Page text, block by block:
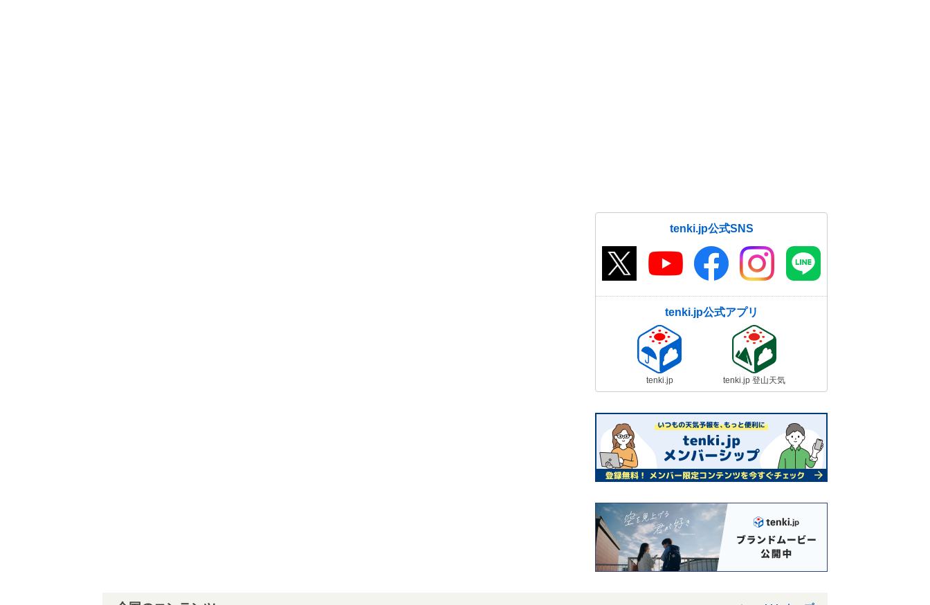
tenki.jp公式SNS
tenki.jp公式アプリ
tenki.jp tenki.jp 登山天気